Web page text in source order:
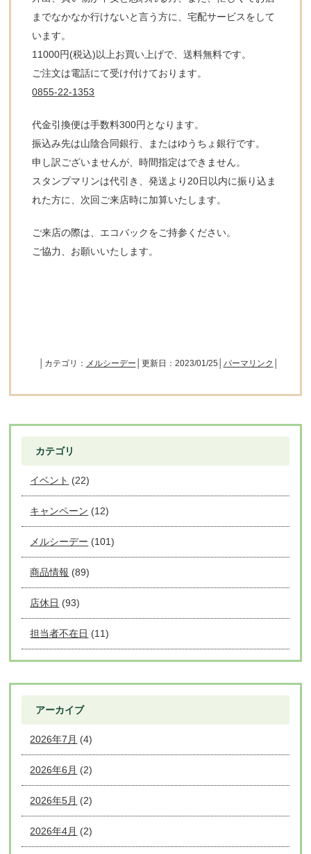
までなかなか行けないと言う方に、宅配サービスをして
います。
11000円(税込)以上お買い上げで、送料無料です。
ご注文は電話にて受け付けております。
0855-22-1353
代金引換便は手数料300円となります。
振込み先は山陰合同銀行、またはゆうちょ銀行です。
申し訳ございませんが、時間指定はできません。
スタンプマリンは代引き、発送より20日以内に振り込ま
れた方に、次回ご来店時に加算いたします。
ご来店の際は、エコバックをご持参ください。
ご協力、お願いいたします。
│カテゴリ： メルシーデー │更新日：2023/01/25│ パーマリンク
カテゴリ
イベント (22)
キャンペーン (12)
メルシーデー (101)
商品情報 (89)
店休日 (93)
担当者不在日 (11)
アーカイブ
2026年7月 (4)
2026年6月 (2)
2026年5月 (2)
2026年4月 (2)